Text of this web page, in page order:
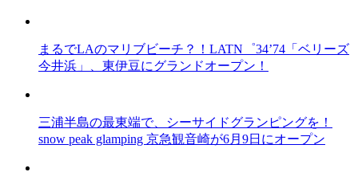
まるでLAのマリブビーチ？！LATN゜34’74「ベリーズ
今井浜」、東伊豆にグランドオープン！
三浦半島の最東端で、シーサイドグランピングを！
snow peak glamping 京急観音崎が6月9日にオープン